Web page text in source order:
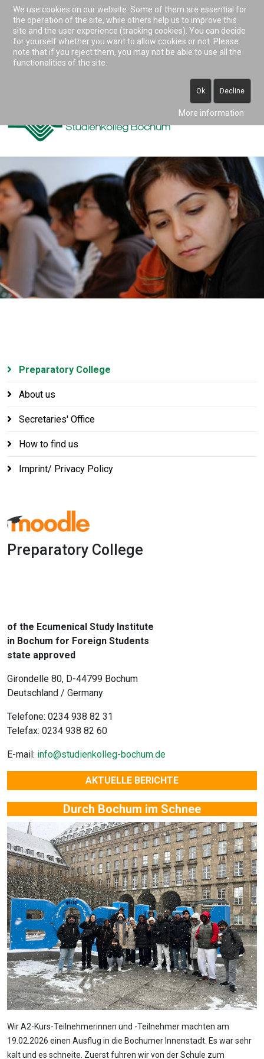
Accessibility & Tools
0234 938 82 0 (vormittags)
Preparatory College
About us
Secretaries' Office
How to find us
Imprint/ Privacy Policy
Preparatory College
of the Ecumenical Study Institute
in Bochum for Foreign Students
state approved
Girondelle 80, D-44799 Bochum
Deutschland / Germany
Telefone: 0234 938 82 31
Telefax: 0234 938 82 60
E-mail: info@studienkolleg-bochum.de
AKTUELLE BERICHTE
Durch Bochum im Schnee
Wir A2-Kurs-Teilnehmerinnen und -Teilnehmer machten am
19.02.2026 einen Ausflug in die Bochumer Innenstadt. Es war sehr
kalt und es schneite. Zuerst fuhren wir von der Schule zum
We use cookies on our website. Some of them are essential for
the operation of the site, while others help us to improve this
site and the user experience (tracking cookies). You can decide
for yourself whether you want to allow cookies or not. Please
note that if you reject them, you may not be able to use all the
functionalities of the site.
Ok Decline
More information